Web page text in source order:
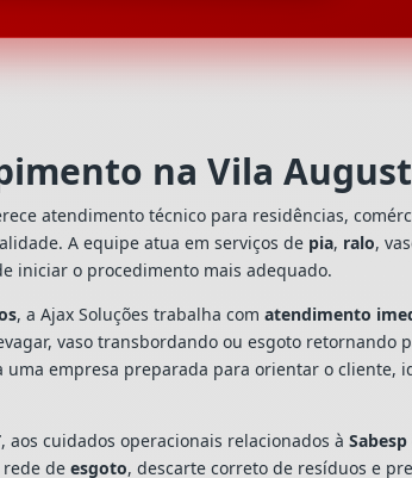
na Vila
atendimento técnico para residências,
A equipe atua em serviços de pia, ralo,
iniciar o procedimento mais adequado.
, a Ajax Soluções trabalha comatendimento
vaso transbordando ou esgoto retornando
uma empresa preparada para orientar o cliente,
, aos cuidados operacionais relacionados àSabesp
rede deesgoto, descarte correto de resíduos e